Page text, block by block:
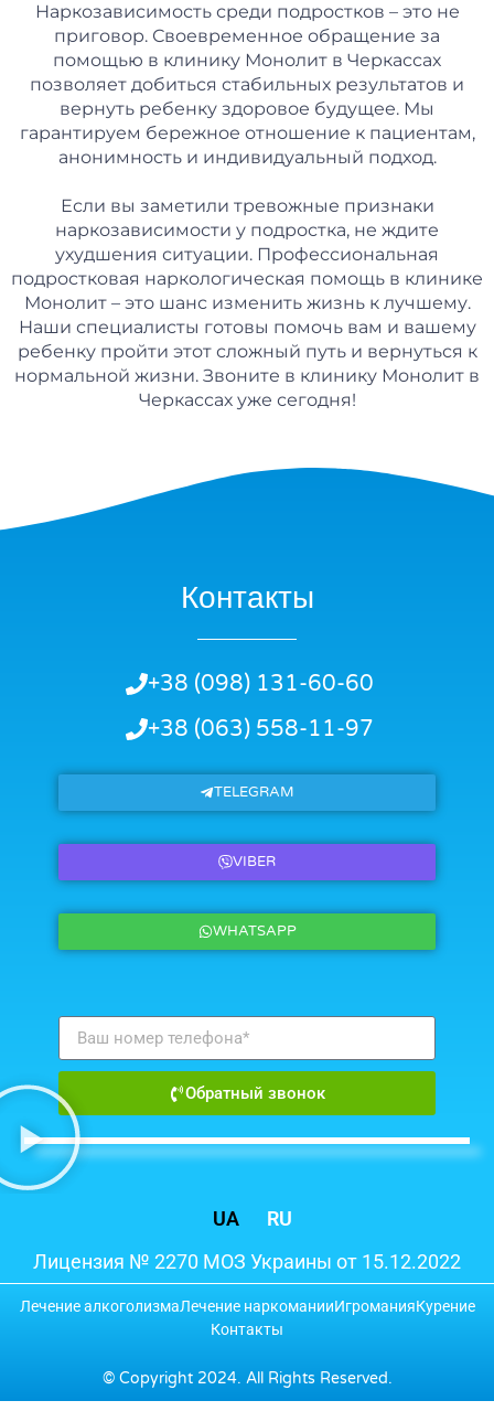
Наркозависимость среди подростков – это не
приговор. Своевременное обращение за
помощью в клинику Монолит в Черкассах
позволяет добиться стабильных результатов и
вернуть ребенку здоровое будущее. Мы
гарантируем бережное отношение к пациентам,
анонимность и индивидуальный подход.
Если вы заметили тревожные признаки
наркозависимости у подростка, не ждите
ухудшения ситуации. Профессиональная
подростковая наркологическая помощь в клинике
Монолит – это шанс изменить жизнь к лучшему.
Наши специалисты готовы помочь вам и вашему
ребенку пройти этот сложный путь и вернуться к
нормальной жизни. Звоните в клинику Монолит в
Черкассах уже сегодня!
Контакты
+38 (098) 131-60-60
+38 (063) 558-11-97
TELEGRAM
VIBER
WHATSAPP
Обратный звонок
Лицензия № 2270 МОЗ Украины от 15.12.2022
UA RU
© Copyright 2024. All Rights Reserved.
Лечение алкоголизмаЛечение наркоманииИгроманияКурение
Контакты